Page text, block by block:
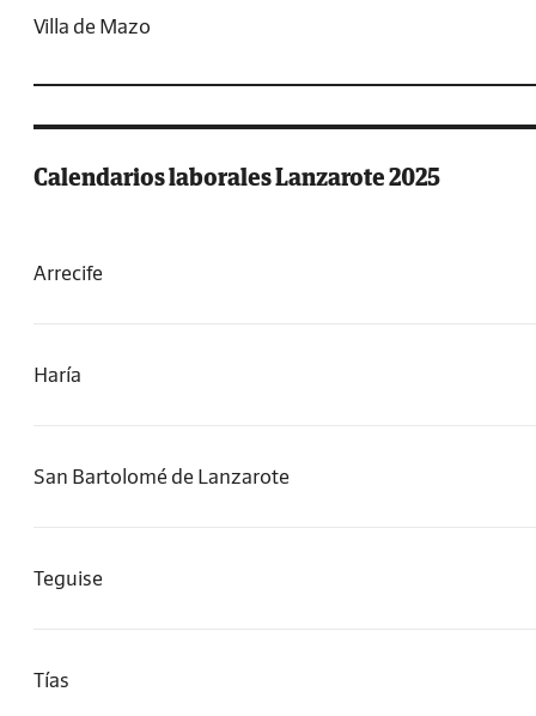
Villa de Mazo
Calendarios laborales Lanzarote 2025
Arrecife
Haría
San Bartolomé de Lanzarote
Teguise
Tías